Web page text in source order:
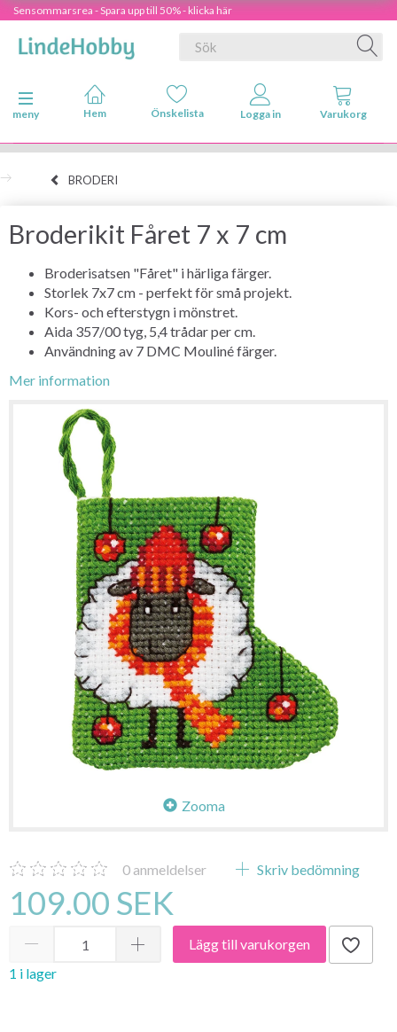
Sensommarsrea - Spara upp till 50% - klicka här
Ändra navigering
meny
BRODERI
Broderikit Fåret 7 x 7 cm
Broderisatsen "Fåret" i härliga färger.
Storlek 7x7 cm - perfekt för små projekt.
Kors- och efterstygn i mönstret.
Aida 357/00 tyg, 5,4 trådar per cm.
Användning av 7 DMC Mouliné färger.
Mer information
Zooma
0 anmeldelser Skriv bedömning
109.00 SEK
Lägg till varukorgen
1 i lager